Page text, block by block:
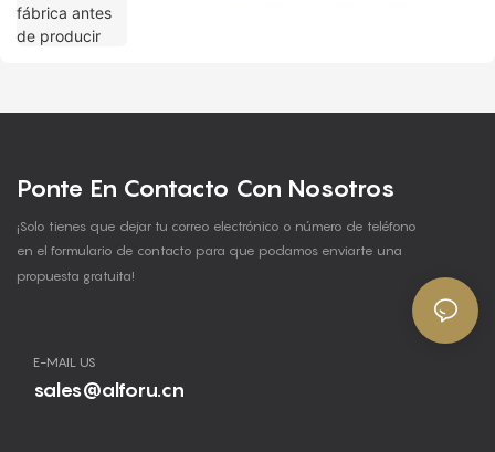
Ponte En Contacto Con Nosotros
¡Solo tienes que dejar tu correo electrónico o número de teléfono
en el formulario de contacto para que podamos enviarte una
propuesta gratuita!
E-MAIL US
sales@alforu.cn